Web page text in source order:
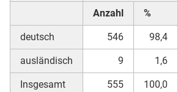
Anzahl %
deutsch 546 98,4
ausländisch 9 1,6
Insgesamt 555 100,0